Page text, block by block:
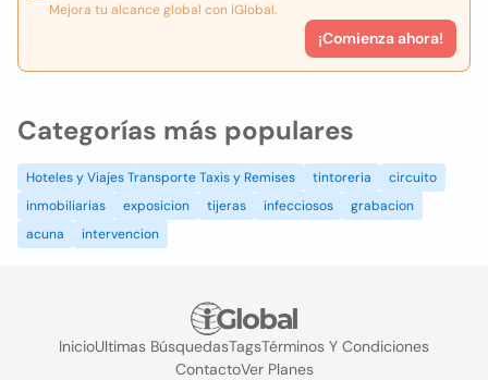
Mejora tu alcance global con iGlobal.
¡Comienza ahora!
Categorías más populares
Hoteles y Viajes Transporte Taxis y Remises tintoreria
circuito
inmobiliarias
exposicion tijeras infecciosos
grabacion
acuna
intervencion
InicioUltimas BúsquedasTagsTérminos Y Condiciones
ContactoVer Planes